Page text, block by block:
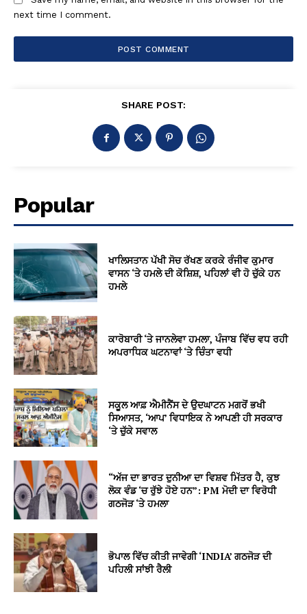
next time I comment.
SHARE POST:
Popular
ਖਾਲਿਸਤਾਨ ਪੱਖੀ ਸੋਚ ਰੱਖਣ ਕਰਕੇ ਰੰਜੀਵ ਕੁਮਾਰ
ਵਾਸਨ ‘ਤੇ ਹਮਲੇ ਦੀ ਕੋਸ਼ਿਸ਼, ਪਹਿਲਾਂ ਵੀ ਹੋ ਚੁੱਕੇ ਹਨ
ਹਮਲੇ
ਕਾਰੋਬਾਰੀ ‘ਤੇ ਜਾਨਲੇਵਾ ਹਮਲਾ, ਪੰਜਾਬ ਵਿੱਚ ਵਧ ਰਹੀ
ਅਪਰਾਧਿਕ ਘਟਨਾਵਾਂ ‘ਤੇ ਚਿੰਤਾ ਵਧੀ
ਸਕੂਲ ਆਫ਼ ਐਮੀਨੈਂਸ ਦੇ ਉਦਘਾਟਨ ਮਗਰੋਂ ਭਖੀ
ਸਿਆਸਤ, ‘ਆਪ’ ਵਿਧਾਇਕ ਨੇ ਆਪਣੀ ਹੀ ਸਰਕਾਰ
‘ਤੇ ਚੁੱਕੇ ਸਵਾਲ
“ਅੱਜ ਦਾ ਭਾਰਤ ਦੁਨੀਆ ਦਾ ਵਿਸ਼ਵ ਮਿੱਤਰ ਹੈ, ਕੁਝ
ਲੋਕ ਵੰਡ ‘ਚ ਰੁੱਝੇ ਹੋਏ ਹਨ”: PM ਮੋਦੀ ਦਾ ਵਿਰੋਧੀ
ਗਠਜੋੜ ‘ਤੇ ਹਮਲਾ
ਭੋਪਾਲ ਵਿੱਚ ਕੀਤੀ ਜਾਵੇਗੀ ‘INDIA’ ਗਠਜੋੜ ਦੀ
ਪਹਿਲੀ ਸਾਂਝੀ ਰੈਲੀ